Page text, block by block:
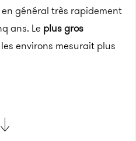
général très rapidement
ans. Le plus gros
environs mesurait plus